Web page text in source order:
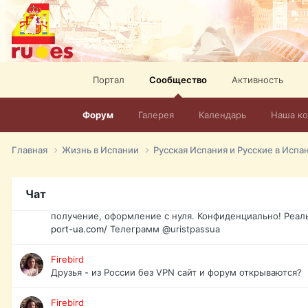
Портал Сообщество
Форум Галерея Календарь Наша
Активность
Главная Жизнь в Испании Русская Испания и Русские в
Чат
спорт, HD. + Огромная видеотека + 10.000 фильмов и
сайта. Наш сайт: http://mir-tv.club/television-in-spain.html
David16
Книги
David16
Подскажите пожалуйста, как удалить свой аккаунт из
Юрист юа
получение, оформление с нуля. Конфиденциально!
port-ua.com/ Телеграмм @uristpassua
Firebird
Друзья - из России без VPN сайт и форум открываются?
Firebird